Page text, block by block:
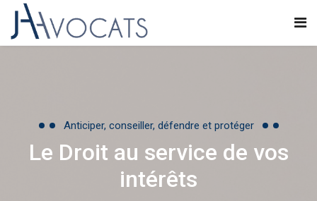
Anticiper, conseiller, défendre et protéger
Le Droit au service de vos
intérêts